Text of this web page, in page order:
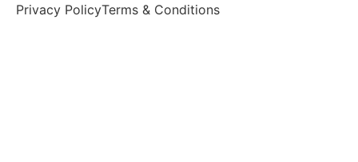
Privacy PolicyTerms & Conditions